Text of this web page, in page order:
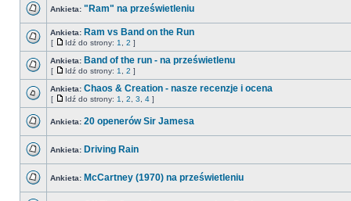
Ankieta: "Ram" na prześwietleniu
Ankieta: Ram vs Band on the Run
[ Idź do strony: 1 2 ]
Ankieta: Band of the run - na prześwietlenu
[ Idź do strony: 1 2 ]
Ankieta: Chaos & Creation - nasze recenzje i ocena
[ Idź do strony: 1 2 3 4 ]
Ankieta: 20 openerów Sir Jamesa
Ankieta: Driving Rain
Ankieta: McCartney (1970) na prześwietleniu